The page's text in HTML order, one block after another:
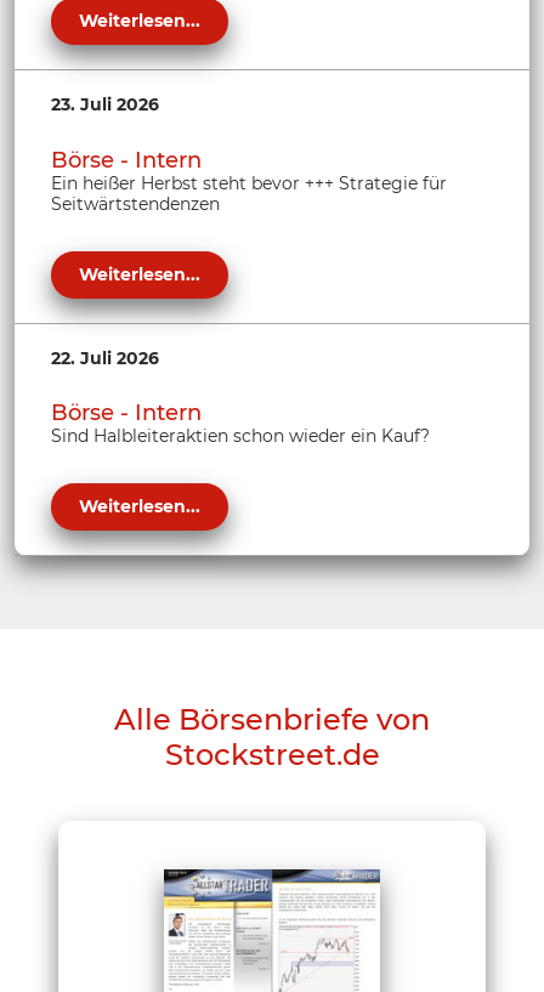
Weiterlesen...
23. Juli 2026
Börse - Intern
Ein heißer Herbst steht bevor +++ Strategie für
Seitwärtstendenzen
Weiterlesen...
22. Juli 2026
Börse - Intern
Sind Halbleiteraktien schon wieder ein Kauf?
Weiterlesen...
Alle Börsenbriefe von
Stockstreet.de